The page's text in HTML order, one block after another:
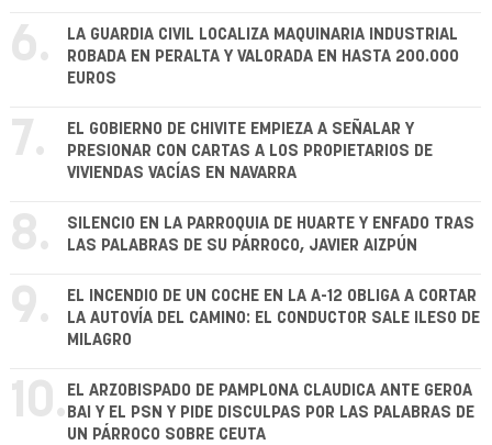
6.
LA GUARDIA CIVIL LOCALIZA MAQUINARIA INDUSTRIAL
ROBADA EN PERALTA Y VALORADA EN HASTA 200.000
EUROS
7.
EL GOBIERNO DE CHIVITE EMPIEZA A SEÑALAR Y
PRESIONAR CON CARTAS A LOS PROPIETARIOS DE
VIVIENDAS VACÍAS EN NAVARRA
8.
SILENCIO EN LA PARROQUIA DE HUARTE Y ENFADO TRAS
LAS PALABRAS DE SU PÁRROCO, JAVIER AIZPÚN
9.
EL INCENDIO DE UN COCHE EN LA A-12 OBLIGA A CORTAR
LA AUTOVÍA DEL CAMINO: EL CONDUCTOR SALE ILESO DE
MILAGRO
10. EL ARZOBISPADO DE PAMPLONA CLAUDICA ANTE GEROA
BAI Y EL PSN Y PIDE DISCULPAS POR LAS PALABRAS DE
UN PÁRROCO SOBRE CEUTA